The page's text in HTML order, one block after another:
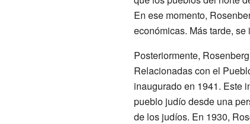
En ese momento,
económicas. Más tarde, se
Posteriormente,
Relacionadas con el
inaugurado en 1941. Este
pueblo judío desde una
de los judíos. En 1930,